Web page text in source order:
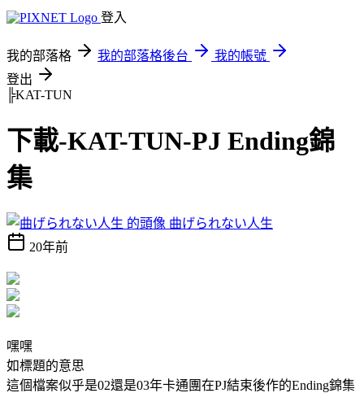
登入
我的部落格 我的部落格後台
我的帳號
登出
╠KAT-TUN
下載-KAT-TUN-PJ Ending錦
集
曲げられない人生
20年前
嘿嘿
如標題的意思
這個檔案似乎是02還是03年卡通團在PJ結束後作的Ending錦集